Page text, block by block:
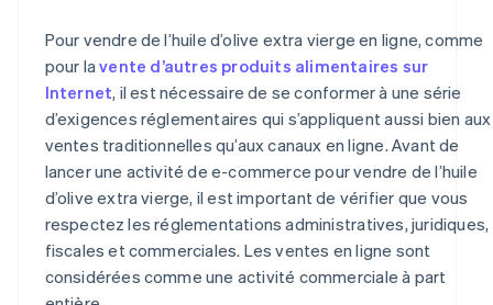
Pour vendre de l’huile d’olive extra vierge en ligne, comme
pour lavente d’autres produits alimentaires sur
Internet, il est nécessaire de se conformer à une série
d’exigences réglementaires qui s’appliquent aussi bien aux
ventes traditionnelles qu’aux canaux en ligne. Avant de
lancer une activité de e-commerce pour vendre de l’huile
d’olive extra vierge, il est important de vérifier que vous
respectez les réglementations administratives, juridiques,
fiscales et commerciales. Les ventes en ligne sont
considérées comme une activité commerciale à part